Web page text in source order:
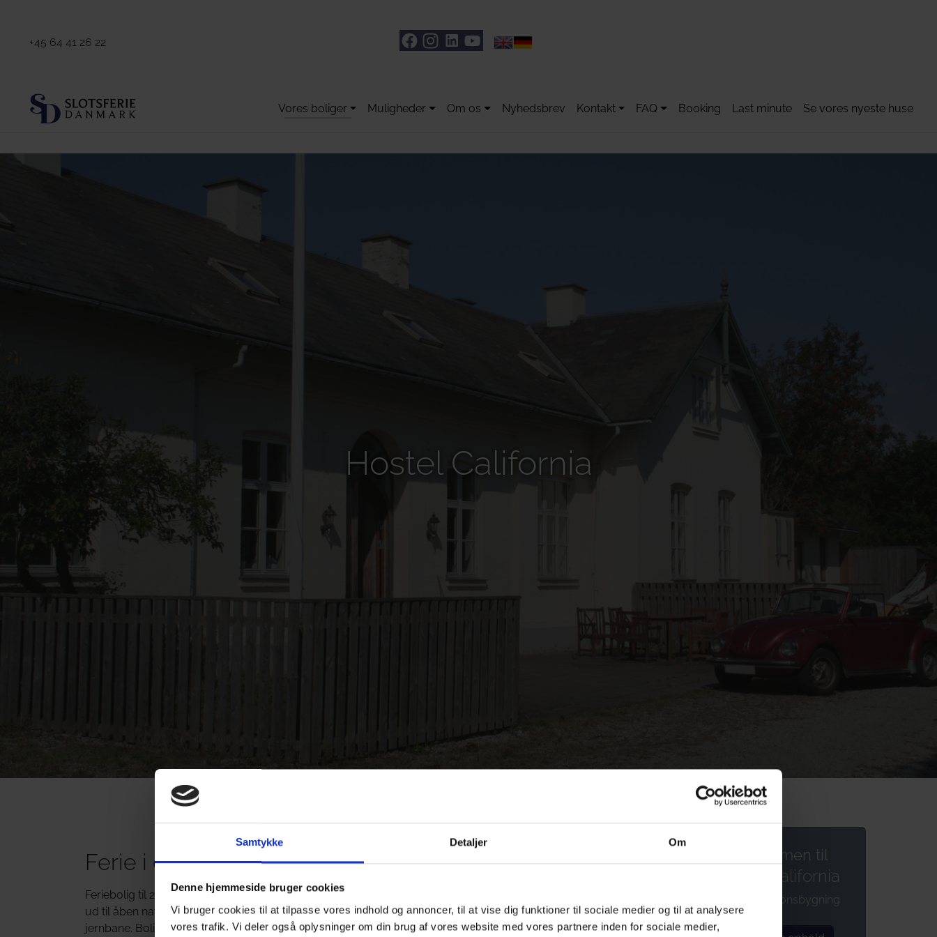
Samtykke Detaljer Om
Denne hjemmeside bruger cookies
Vi bruger cookies til at tilpasse vores indhold og annoncer, til at vise dig funktioner til sociale medier og til at analysere
vores trafik. Vi deler også oplysninger om din brug af vores website med vores partnere inden for sociale medier,
+45 64 41 26 22
Vores boliger Muligheder Om os Nyhedsbrev Kontakt FAQ Booking Last minute Se vores nyeste huse
Hostel California
Ferie i den gamle stationsbygning
Feriebolig til 28 personer med en spændende historie, i landlige omgivelser kun 7 km fra Fåborg. Boligen ligger
ud til åben natur og tæt på skovområder. Denne bygning er en tidligere stationsbygning for den tidligere Fynske
jernbane. Boligen er i 2 plan, og i stueetagen er den tidligere ventesal omdannet til opholdsstue med
Velkommen til
Hostel California
historisk stationsbygning